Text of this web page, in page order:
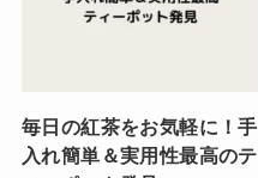
毎日の紅茶をお気軽に！手
入れ簡単＆実用性最高のテ